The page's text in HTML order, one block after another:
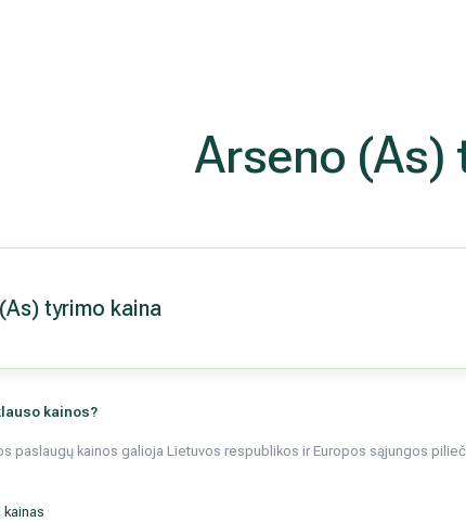
Arseno (As)
tyrimo kaina
kainos?
paslaugų kainos galioja Lietuvos respublikos ir Europos sąjungos
kainas